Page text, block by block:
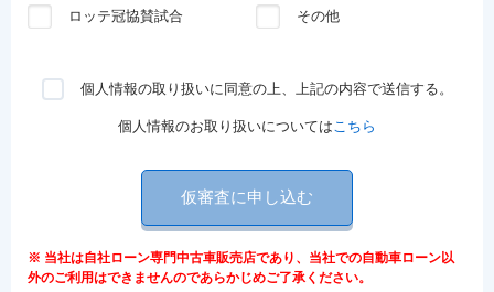
ロッテ冠協賛試合
その他
個人情報の取り扱いに同意の上、上記の内容で送信する。
個人情報のお取り扱いについてはこちら
仮審査に申し込む
※ 当社は自社ローン専門中古車販売店であり、当社での自動車ローン以
外のご利用はできませんのであらかじめご了承ください。